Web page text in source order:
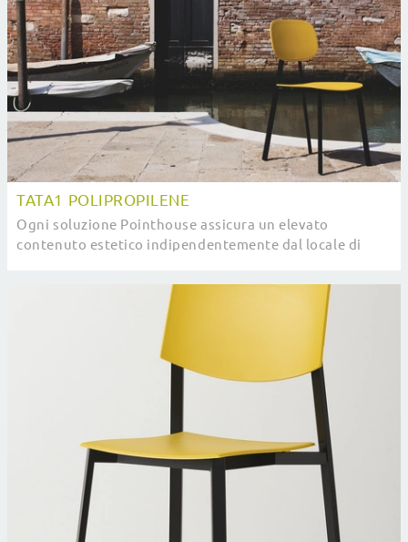
TATA1 POLIPROPILENE
Ogni soluzione Pointhouse assicura un elevato
contenuto estetico indipendentemente dal locale di